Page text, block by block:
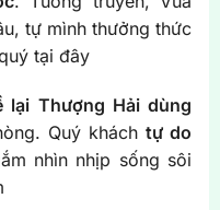
tự mình thưởng thức
tại đây
lại Thượng Hải dùng
Quý kháchtự do
nhìn nhịp sống sôi